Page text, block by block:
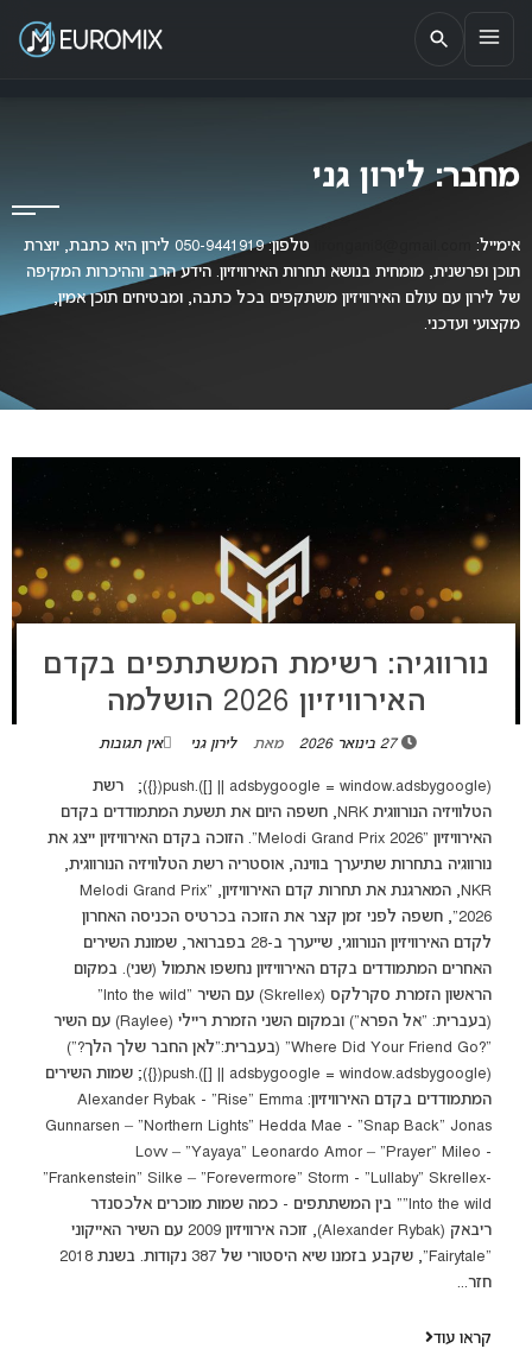
EUROMIX
אתר הבית של האירוויזיון בישראל
מחבר:לירון גני
אימייל:
טלפון: 050-9441919 לירון היא כתבת, יוצרת
תוכן ופרשנית, מומחית בנושא תחרות האירוויזיון. הידע הרב וההיכרות המקיפה
של לירון עם עולם האירוויזיון משתקפים בכל כתבה, ומבטיחים תוכן אמין,
מקצועי ועדכני.
נורווגיה: רשימת המשתתפים בקדם
האירוויזיון 2026 הושלמה
27 בינואר 2026 מאת לירון גני אין תגובות
(adsbygoogle = window.adsbygoogle || []).push({}); רשת
הטלוויזיה הנורווגית NRK, חשפה היום את תשעת המתמודדים בקדם
האירוויזיון “Melodi Grand Prix 2026”. הזוכה בקדם האירוויזיון ייצג את
נורווגיה בתחרות שתיערך בווינה, אוסטריה רשת הטלוויזיה הנורווגית,
NKR, המארגנת את תחרות קדם האירוויזיון, "Melodi Grand Prix
2026", חשפה לפני זמן קצר את הזוכה בכרטיס הכניסה האחרון
לקדם האירוויזיון הנורווגי, שייערך ב-28 בפברואר, שמונת השירים
האחרים המתמודדים בקדם האירוויזיון נחשפו אתמול (שני). במקום
הראשון הזמרת סקרלקס (Skrellex) עם השיר “Into the wild”
(בעברית: “אל הפרא”) ובמקום השני הזמרת ריילי (Raylee) עם השיר
“?Where Did Your Friend Go” (בעברית:”לאן החבר שלך הלך?”) ‏
(adsbygoogle = window.adsbygoogle || []).push({}); שמות השירים
המתמודדים בקדם האירוויזיון: Alexander Rybak - "Rise" Emma
Gunnarsen – "Northern Lights" Hedda Mae - "Snap Back" Jonas
Lovv – "Yayaya" Leonardo Amor – "Prayer" Mileo -
"Frankenstein" Silke – "Forevermore" Storm - "Lullaby" Skrellex-
"Into the wild" בין המשתתפים - כמה שמות מוכרים אלכסנדר
ריבאק (Alexander Rybak), זוכה אירוויזיון 2009 עם השיר האייקוני
"Fairytale", שקבע בזמנו שיא היסטורי של 387 נקודות. בשנת 2018
חזר...
קראו עוד